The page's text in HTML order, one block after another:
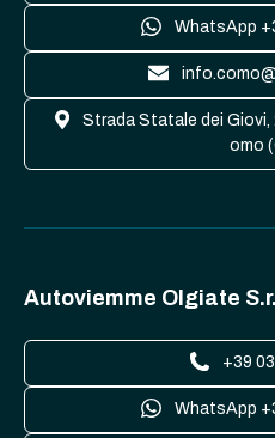
WhatsApp
Strada Statale dei
omo
Autoviemme Olgiate
+39
WhatsApp